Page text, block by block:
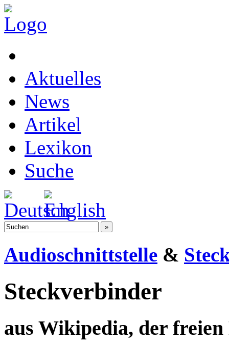
Aktuelles
News
Artikel
Lexikon
Suche
Audioschnittstelle &
Steckverbinder
aus Wikipedia, der